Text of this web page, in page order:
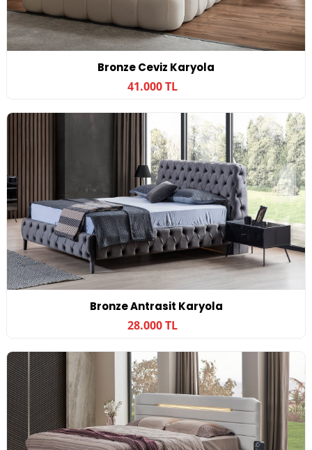
Bronze Ceviz Karyola
41.000 TL
Bronze Antrasit Karyola
28.000 TL